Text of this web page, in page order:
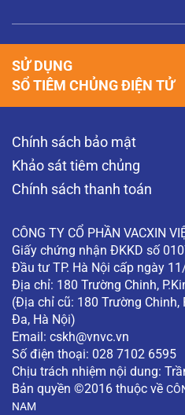
Chính sách bảo mật
Khảo sát tiêm chủng
Chính sách thanh toán
CÔNG TY CỔ PHẦN VACXIN
Giấy chứng nhận ĐKKD số
Đầu tư TP. Hà Nội cấp ngày
Địa chỉ: 180 Trường Chinh,
(Địa chỉ cũ: 180 Trường Chinh,
Đa, Hà Nội)
Email: cskh@vnvc.vn
Số điện thoại: 028 7102 6595
Chịu trách nhiệm nội dung:
Bản quyền ©2016 thuộc về
NAM
SỬ DỤNG
SỔ TIÊM CHỦNG ĐIỆN TỬ